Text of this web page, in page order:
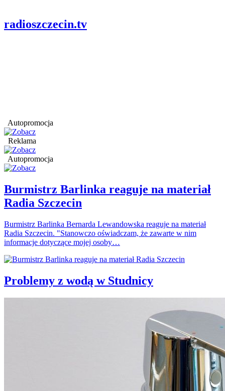
radioszczecin.tv
Autopromocja
Reklama
Autopromocja
Burmistrz Barlinka reaguje na materiał
Radia Szczecin
Burmistrz Barlinka Bernarda Lewandowska reaguje na materiał
Radia Szczecin. "Stanowczo oświadczam, że zawarte w nim
informacje dotyczące mojej osoby…
Problemy z wodą w Studnicy